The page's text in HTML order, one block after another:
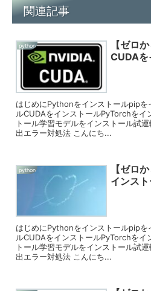
関連記事
python
【ゼロ
CUDAを
はじめにPythonをインストールpip
ルCUDAをインストールPyTorchをイ
トール学習モデルをインストール試
出エラー対処法 こんにち...
python
【ゼロ
インス
はじめにPythonをインストールpip
ルCUDAをインストールPyTorchをイ
トール学習モデルをインストール試
出エラー対処法 こんにち...